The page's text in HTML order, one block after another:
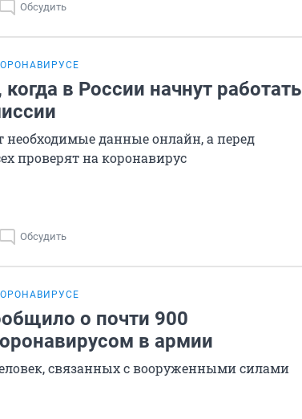
Обсудить
в России начнут работать
данные онлайн, а перед
проверят на коронавирус
Обсудить
о почти 900
в армии
связанных с вооруженными силами